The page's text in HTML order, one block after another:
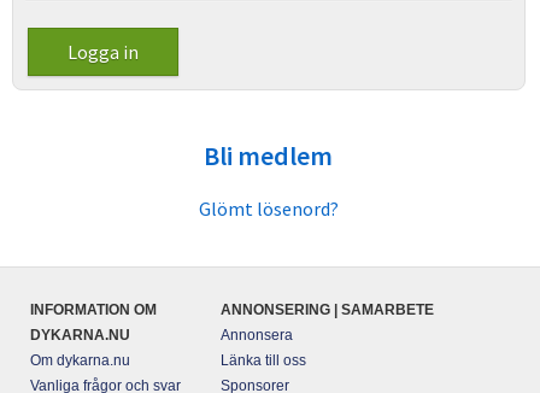
Bli medlem
Glömt lösenord?
INFORMATION OM
DYKARNA.NU
Om dykarna.nu
Vanliga frågor och svar
ANNONSERING | SAMARBETE
Annonsera
Länka till oss
Sponsorer